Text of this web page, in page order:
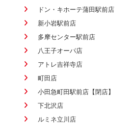
ドン・キホーテ蒲田駅前店
新小岩駅前店
多摩センター駅前店
八王子オーパ店
アトレ吉祥寺店
町田店
小田急町田駅前店【閉店】
下北沢店
ルミネ立川店